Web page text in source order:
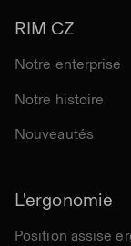
RIM CZ
Notre enterprise
Notre histoire
Nouveautés
L'ergonomie
Position assise